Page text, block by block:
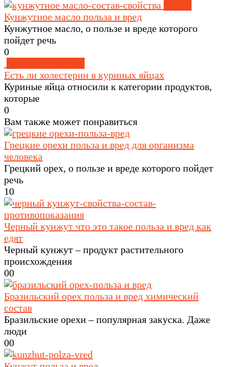
Кунжутное масло польза и вред
Кунжутное масло, о пользе и вреде которого
пойдет речь
0
Есть ли холестерин в куриных яйцах
Куриные яйца относили к категории продуктов,
которые
0
Вам также может понравиться
Грецкие орехи польза и вред для организма
человека
Грецкий орех, о пользе и вреде которого пойдет
речь
10
Черный кунжут что это такое польза и вред как
едят
Черный кунжут – продукт растительного
происхождения
00
Бразильский орех польза и вред химический
состав
Бразильские орехи – популярная закуска. Даже
люди
00